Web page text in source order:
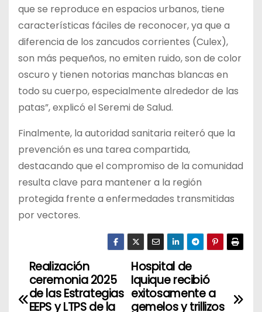
que se reproduce en espacios urbanos, tiene
características fáciles de reconocer, ya que a
diferencia de los zancudos corrientes (Culex),
son más pequeños, no emiten ruido, son de color
oscuro y tienen notorias manchas blancas en
todo su cuerpo, especialmente alrededor de las
patas”, explicó el Seremi de Salud.
Finalmente, la autoridad sanitaria reiteró que la
prevención es una tarea compartida,
destacando que el compromiso de la comunidad
resulta clave para mantener a la región
protegida frente a enfermedades transmitidas
por vectores.
N
a
Hospital de
Iquique recibió
exitosamente a
gemelos y trillizos
Realización
ceremonia 2025
de las Estrategias
EEPS y LTPS de la